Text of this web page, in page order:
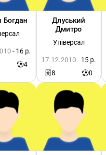
Богдан
- 16 р.
4
Длуський
Дмитро
Універсал
17.12.2010 - 15 р.
8
0